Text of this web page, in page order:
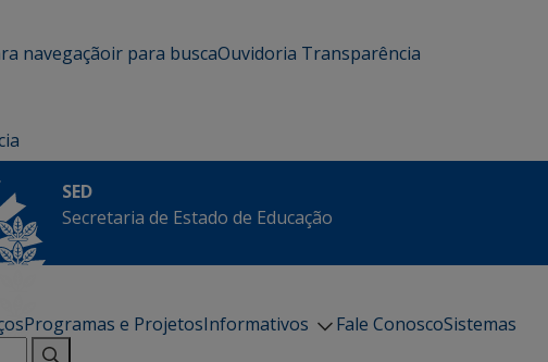
navegaçãoir para buscaOuvidoria Transparência
SED
Secretaria de Estado de Educação
Programas e ProjetosInformativos Fale ConoscoSistemas